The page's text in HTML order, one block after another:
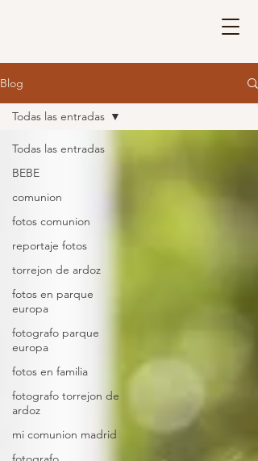
Blog
Todas las entradas
BEBE
comunion
fotos comunion
reportaje fotos
torrejon de ardoz
fotos en parque
europa
fotografo parque
europa
fotos en familia
fotografo torrejon de
ardoz
mi comunion madrid
Todas las entradas